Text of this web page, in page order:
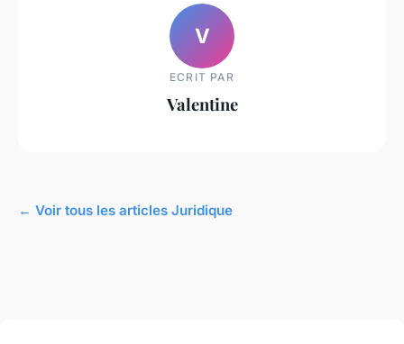
V
ECRIT PAR
Valentine
← Voir tous les articles Juridique